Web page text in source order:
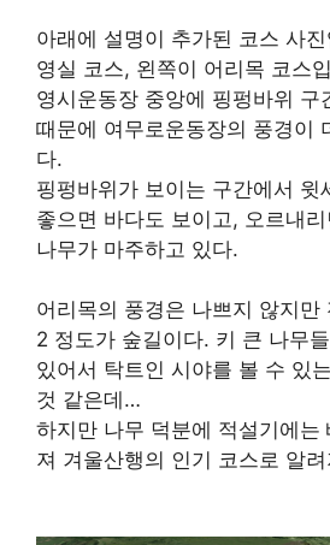
아래에 설명이 추가된 코스 사
영실 코스, 왼쪽이 어리목 코스
영시운동장 중앙에 핑펑바위 구
때문에 여무로운동장의 풍경이
다.
핑펑바위가 보이는 구간에서 윗
좋으면 바다도 보이고, 오르내
나무가 마주하고 있다.
어리목의 풍경은 나쁘지 않지만
2 정도가 숲길이다. 키 큰 나무
있어서 탁트인 시야를 볼 수 있
것 같은데…
하지만 나무 덕분에 적설기에는
져 겨울산행의 인기 코스로 알